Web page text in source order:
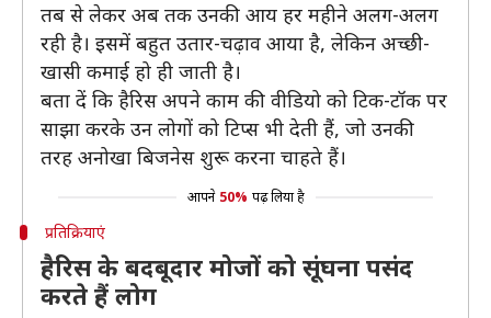
तब से लेकर अब तक उनकी आय हर महीने अलग-अलग
रही है। इसमें बहुत उतार-चढ़ाव आया है, लेकिन अच्छी-
खासी कमाई हो ही जाती है।
बता दें कि हैरिस अपने काम की वीडियो को टिक-टॉक पर
साझा करके उन लोगों को टिप्स भी देती हैं, जो उनकी
तरह अनोखा बिजनेस शुरू करना चाहते हैं।
आपने 50% पढ़ लिया है
प्रतिक्रियाएं
हैरिस के बदबूदार मोजों को सूंघना पसंद
करते हैं लोग